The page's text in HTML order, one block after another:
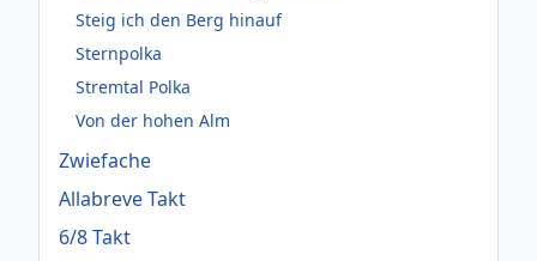
Steig ich den Berg hinauf
Sternpolka
Stremtal Polka
Von der hohen Alm
Zwiefache
Allabreve Takt
6/8 Takt